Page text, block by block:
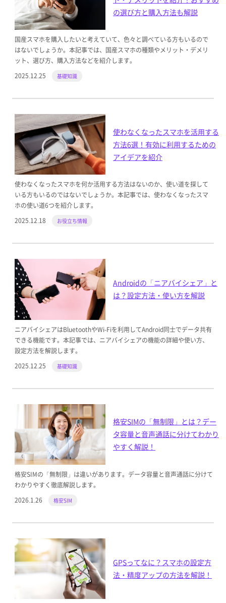
の選び方と購入方法も解説
国産スマホを購入したいと考えていて、色々と調べている方もいるので
はないでしょうか。本記事では、国産スマホの種類やメリット・デメリ
ット、選び方、購入方法などを紹介します。
2025.12.25
基礎知識
使わなくなったスマホを活用する
方法6選！有効に利用するための
アイデアを紹介
使わなくなったスマホを何か活用する方法はないのか、使い道を探して
いる方もいるのではないでしょうか。本記事では、使わなくなったスマ
ホの使い道6つを紹介します。
2025.12.18
お役立ち情報
Androidの「ニアバイシェア」と
は？設定方法・使い方を解説
ニアバイシェアはBluetoothやWi-Fiを利用してAndroid同士でデータ共有
できる機能です。本記事では、ニアバイシェアの機能の詳細や使い方、
設定方法を解説します。
2025.12.25
基礎知識
格安SIMの「無制限」とは？デー
タ容量と音声通話に分けてわかり
やすく解説！
格安SIMの「無制限」は違いがあります。データ容量と音声通話に分けて
わかりやすく徹底解説します。
2026.1.26
格安SIM
GPSってなに？スマホの設定方
法・精度アップの方法を解説！